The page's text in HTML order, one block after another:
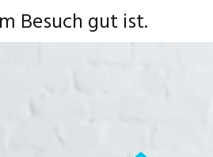
Besuch gut ist.